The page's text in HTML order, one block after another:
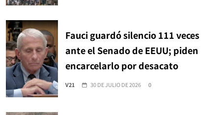
Fauci guardó silencio 111 veces
ante el Senado de EEUU; piden
encarcelarlo por desacato
V21 30 DE JULIO DE 2026 0